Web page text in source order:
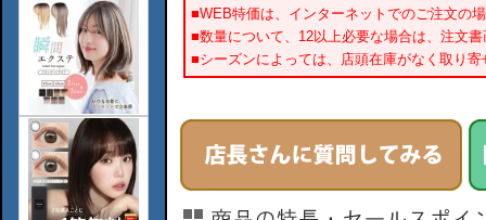
■WEB特価は、インターネットでのご注文の
■数量について、12以上必要な場合は、注文
■シーズンによっては、店頭在庫がなく取り